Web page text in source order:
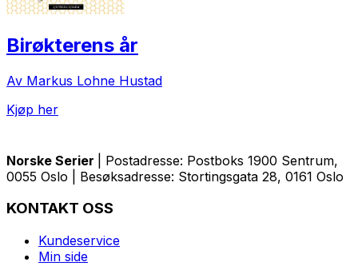
Birøkterens år
Av Markus Lohne Hustad
Kjøp her
Norske Serier
| Postadresse: Postboks 1900 Sentrum,
0055 Oslo | Besøksadresse: Stortingsgata 28, 0161 Oslo
KONTAKT OSS
Kundeservice
Min side